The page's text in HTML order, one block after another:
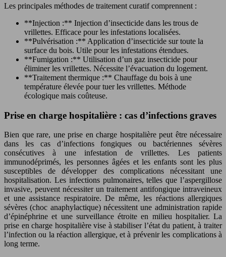
Les principales méthodes de traitement curatif comprennent :
**Injection :** Injection d’insecticide dans les trous de
vrillettes. Efficace pour les infestations localisées.
**Pulvérisation :** Application d’insecticide sur toute la
surface du bois. Utile pour les infestations étendues.
**Fumigation :** Utilisation d’un gaz insecticide pour
éliminer les vrillettes. Nécessite l’évacuation du logement.
**Traitement thermique :** Chauffage du bois à une
température élevée pour tuer les vrillettes. Méthode
écologique mais coûteuse.
Prise en charge hospitalière : cas d’infections graves
Bien que rare, une prise en charge hospitalière peut être nécessaire
dans les cas d’infections fongiques ou bactériennes sévères
consécutives à une infestation de vrillettes. Les patients
immunodéprimés, les personnes âgées et les enfants sont les plus
susceptibles de développer des complications nécessitant une
hospitalisation. Les infections pulmonaires, telles que l’aspergillose
invasive, peuvent nécessiter un traitement antifongique intraveineux
et une assistance respiratoire. De même, les réactions allergiques
sévères (choc anaphylactique) nécessitent une administration rapide
d’épinéphrine et une surveillance étroite en milieu hospitalier. La
prise en charge hospitalière vise à stabiliser l’état du patient, à traiter
l’infection ou la réaction allergique, et à prévenir les complications à
long terme.